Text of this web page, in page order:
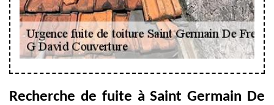
Recherche de fuite à Saint Germain De